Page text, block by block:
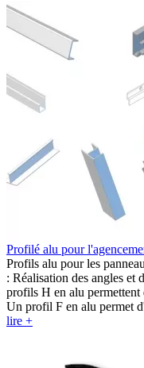
Profilé alu pour
Profils alu pour les
: Réalisation des angles et
profils H en alu permettent
Un profil F en alu permet
lire +